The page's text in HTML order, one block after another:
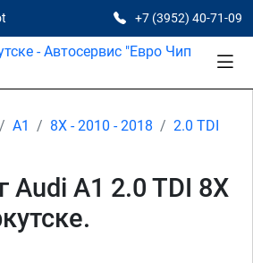
+7 (3952) 40-71-09
A1 8X - 2010 - 2018
2.0 TDI
Audi A1 2.0 TDI 8X